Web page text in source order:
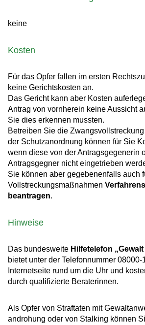
keine
Kosten
Für das Opfer fallen im ersten
keine Gerichtskosten an.
Das Gericht kann aber Kosten
Antrag von vornherein keine Aussicht
Sie dies erkennen mussten.
Betreiben Sie die
der Schutzanordnung können für Sie
wenn diese von der Antragsgegenerin
Antragsgegner nicht eingetrieben
Sie können aber gegebenenfalls auch
Vollstreckungsmaßnahmen
beantragen.
Hinweise
Das bundesweite Hilfetelefon
bietet unter der Telefonnummer 08000-
Internetseite rund um die Uhr und
durch qualifizierte Beraterinnen.
Als Opfer von Straftaten mit
androhung oder von Stalking können